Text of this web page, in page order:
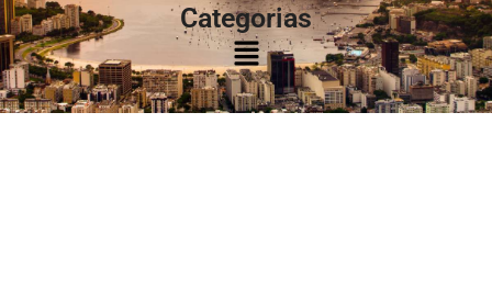
Categorias